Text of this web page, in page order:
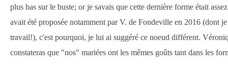
plus bas sur le buste; or je savais que cette dernière forme était
avait été proposée notamment par V. de Fondeville en 2016 (dont
travail!), c'est pourquoi, je lui ai suggéré ce noeud différent.
constateras que "nos" mariées ont les mêmes goûts tant dans les